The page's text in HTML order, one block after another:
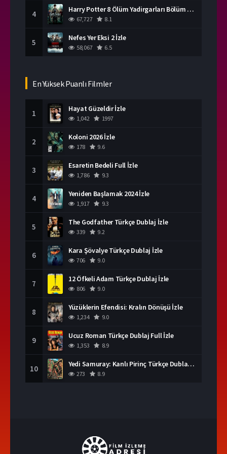
4 Harry Potter 8 Ölüm Yadirgarları Bölüm 2 İzle
67,727 8.1
5 Nefes Yer Eksi 2 İzle
58,067 6.5
En Yüksek Puanlı Filmler
1 Hayat Güzeldir İzle
1,042 1997
2 Koloni 2026 İzle
178 9.6
3 Esaretin Bedeli Full İzle
1,786 9.3
4 Yeniden Başlamak 2024 İzle
1,917 9.3
5 The Godfather Türkçe Dublaj İzle
339 9.2
6 Kara Şövalye Türkçe Dublaj İzle
706 9.0
7 12 Öfkeli Adam Türkçe Dublaj İzle
806 9.0
8 Yüzüklerin Efendisi: Kralın Dönüşü İzle
1,234 9.0
9 Ucuz Roman Türkçe Dublaj Full İzle
1,353 8.9
10 Yedi Samuray: Kanlı Pirinç Türkçe Dublaj İzle
273 8.9